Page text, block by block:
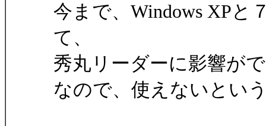
今まで、Windows XPと
て、
秀丸リーダーに影響が
なので、使えないとい